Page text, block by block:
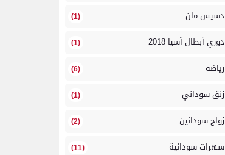
دسيس مان (1)
دوري أبطال آسيا 2018 (1)
رياضه (6)
زنق سوداني (1)
زواج سودانين (2)
سهرات سودانية (11)